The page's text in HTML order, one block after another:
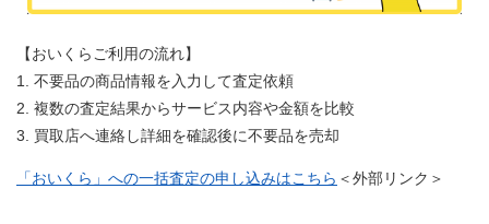
【おいくらご利用の流れ】
1. 不要品の商品情報を入力して査定依頼
2. 複数の査定結果からサービス内容や金額を比較
3. 買取店へ連絡し詳細を確認後に不要品を売却
「おいくら」への一括査定の申し込みはこちら ＜外部リンク＞